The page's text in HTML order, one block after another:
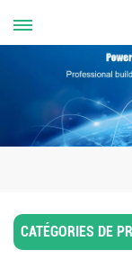
CATÉGORIES DE